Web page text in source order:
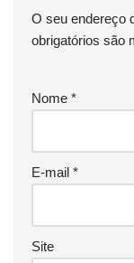
O seu endereço
obrigatórios são
Nome *
E-mail *
Site